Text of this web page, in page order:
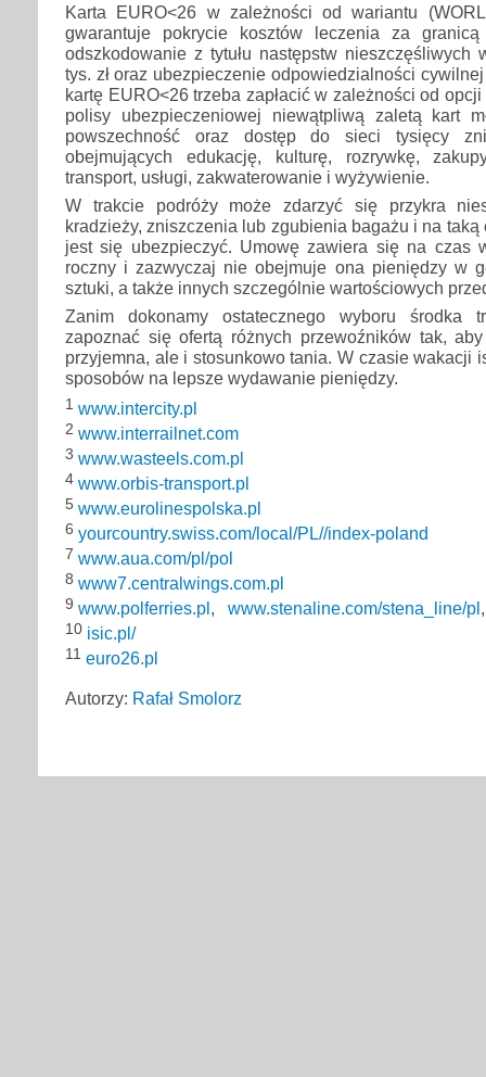
Karta EURO<26 w zależności od wariantu
gwarantuje pokrycie kosztów leczenia za
odszkodowanie z tytułu następstw nieszczęśliwych
tys. zł oraz ubezpieczenie odpowiedzialności
kartę EURO<26 trzeba zapłacić w zależności od
polisy ubezpieczeniowej niewątpliwą zaletą kart
powszechność oraz dostęp do sieci tysięcy
obejmujących edukację, kulturę, rozrywkę,
transport, usługi, zakwaterowanie i wyżywienie.
W trakcie podróży może zdarzyć się przykra
kradzieży, zniszczenia lub zgubienia bagażu i na
jest się ubezpieczyć. Umowę zawiera się na czas
roczny i zazwyczaj nie obejmuje ona pieniędzy w
sztuki, a także innych szczególnie wartościowych
Zanim dokonamy ostatecznego wyboru środka
zapoznać się ofertą różnych przewoźników tak,
przyjemna, ale i stosunkowo tania. W czasie wakacji
sposobów na lepsze wydawanie pieniędzy.
1 www.intercity.pl
2 www.interrailnet.com
3 www.wasteels.com.pl
4 www.orbis-transport.pl
5 www.eurolinespolska.pl
6 yourcountry.swiss.com/local/PL//index-poland
7 www.aua.com/pl/pol
8 www7.centralwings.com.pl
9 www.polferries.pl , www.stenaline.com/stena_line/pl
10 isic.pl/
11 euro26.pl
Autorzy: Rafał Smolorz